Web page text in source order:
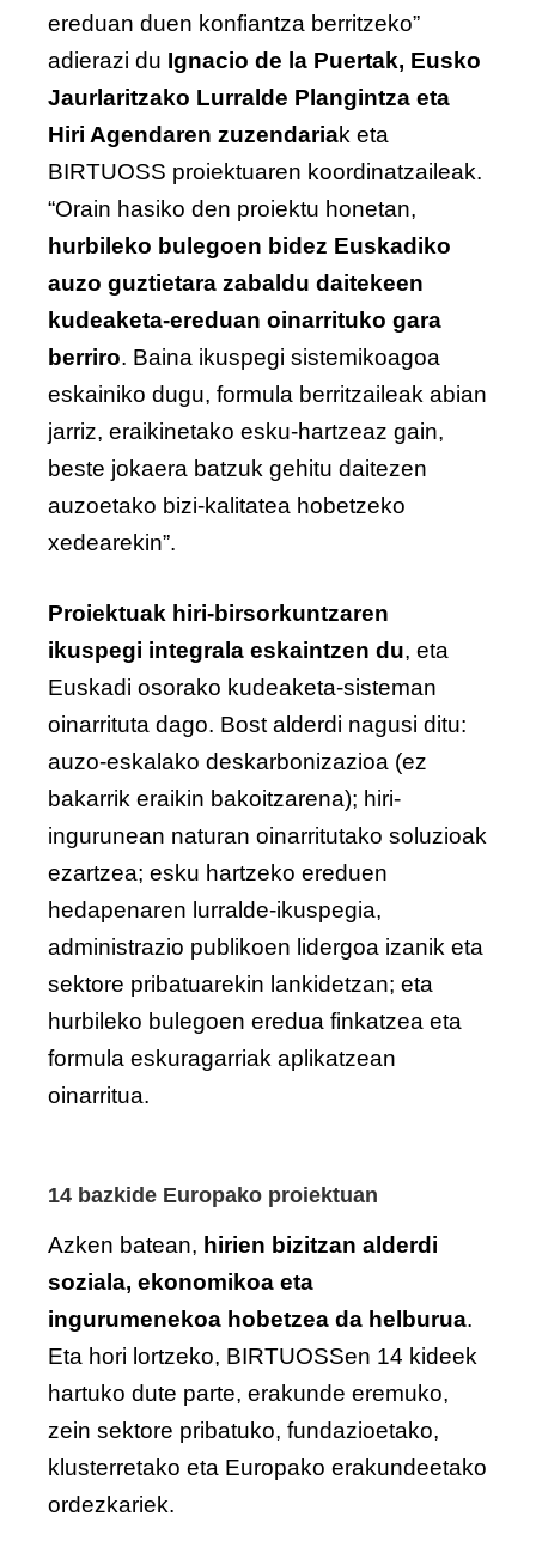
ereduan duen konfiantza berritzeko”
adierazi du Ignacio de la Puertak, Eusko
Jaurlaritzako Lurralde Plangintza eta
Hiri Agendaren zuzendariak eta
BIRTUOSS proiektuaren koordinatzaileak.
“Orain hasiko den proiektu honetan,
hurbileko bulegoen bidez Euskadiko
auzo guztietara zabaldu daitekeen
kudeaketa-ereduan oinarrituko gara
berriro. Baina ikuspegi sistemikoagoa
eskainiko dugu, formula berritzaileak abian
jarriz, eraikinetako esku-hartzeaz gain,
beste jokaera batzuk gehitu daitezen
auzoetako bizi-kalitatea hobetzeko
xedearekin”.
Proiektuak hiri-birsorkuntzaren
ikuspegi integrala eskaintzen du, eta
Euskadi osorako kudeaketa-sisteman
oinarrituta dago. Bost alderdi nagusi ditu:
auzo-eskalako deskarbonizazioa (ez
bakarrik eraikin bakoitzarena); hiri-
ingurunean naturan oinarritutako soluzioak
ezartzea; esku hartzeko ereduen
hedapenaren lurralde-ikuspegia,
administrazio publikoen lidergoa izanik eta
sektore pribatuarekin lankidetzan; eta
hurbileko bulegoen eredua finkatzea eta
formula eskuragarriak aplikatzean
oinarritua.
14 bazkide Europako proiektuan
Azken batean, hirien bizitzan alderdi
soziala, ekonomikoa eta
ingurumenekoa hobetzea da helburua.
Eta hori lortzeko, BIRTUOSSen 14 kideek
hartuko dute parte, erakunde eremuko,
zein sektore pribatuko, fundazioetako,
klusterretako eta Europako erakundeetako
ordezkariek.